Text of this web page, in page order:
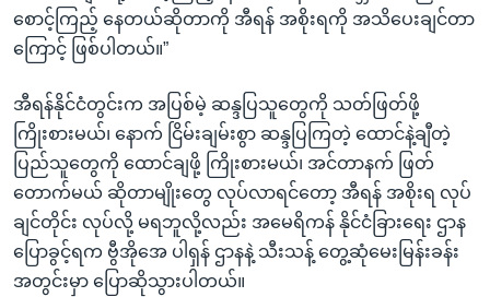
စောင့်ကြည့် နေတယ်ဆိုတာကို အီရန် အစိုးရကို အသိပေးချင်တာ
ကြောင့် ဖြစ်ပါတယ်။”
အီရန်နိုင်ငံတွင်းက အပြစ်မဲ့ ဆန္ဒပြသူတွေကို သတ်ဖြတ်ဖို့
ကြိုးစားမယ်၊ နောက် ငြိမ်းချမ်းစွာ ဆန္ဒပြကြတဲ့ ထောင်နဲ့ချီတဲ့
ပြည်သူတွေကို ထောင်ချဖို့ ကြိုးစားမယ်၊ အင်တာနက် ဖြတ်
တောက်မယ် ဆိုတာမျိုးတွေ လုပ်လာရင်တော့ အီရန် အစိုးရ လုပ်
ချင်တိုင်း လုပ်လို့ မရဘူလို့လည်း အမေရိကန် နိုင်ငံခြားရေး ဌာန
ပြောခွင့်ရက ဗွီအိုအေ ပါရှန် ဌာနနဲ့ သီးသန့် တွေ့ဆုံမေးမြန်းခန်း
အတွင်းမှာ ပြောဆိုသွားပါတယ်။